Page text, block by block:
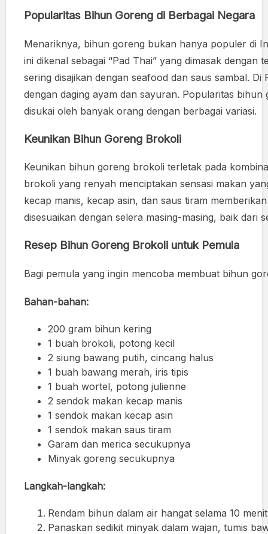
Popularitas Bihun Goreng di Berbagai Negara
Menariknya, bihun goreng bukan hanya populer di
ini dikenal sebagai “Pad Thai” yang dimasak
sering disajikan dengan seafood dan saus sambal.
dengan daging ayam dan sayuran. Popularitas
disukai oleh banyak orang dengan berbagai variasi.
Keunikan Bihun Goreng Brokoli
Keunikan bihun goreng brokoli terletak pada
brokoli yang renyah menciptakan sensasi makan
kecap manis, kecap asin, dan saus tiram
disesuaikan dengan selera masing-masing, baik dari
Resep Bihun Goreng Brokoli untuk Pemula
Bagi pemula yang ingin mencoba membuat bihun
Bahan-bahan:
200 gram bihun kering
1 buah brokoli, potong kecil
2 siung bawang putih, cincang halus
1 buah bawang merah, iris tipis
1 buah wortel, potong julienne
2 sendok makan kecap manis
1 sendok makan kecap asin
1 sendok makan saus tiram
Garam dan merica secukupnya
Minyak goreng secukupnya
Langkah-langkah:
Rendam bihun dalam air hangat selama 10
Panaskan sedikit minyak dalam wajan, tumis